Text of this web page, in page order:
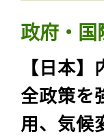
政府・国
【日本
全政策を
用、気候